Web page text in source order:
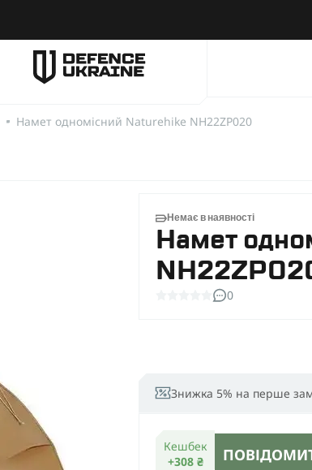
Намет одномісний Naturehike NH22ZP020
Немає в наявності
Намет
0
Знижка 5% на перше
Кешбек
+308 ₴